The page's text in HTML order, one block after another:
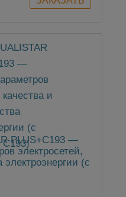
PLUS+C193 —
электросетей,
электроэнергии (с